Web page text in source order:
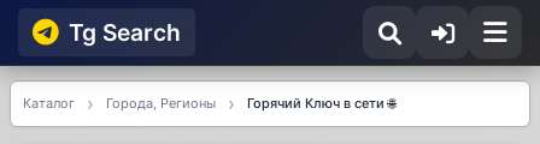
Tg Searсh
Каталог Города, Регионы Горячий Ключ в сети 🌐